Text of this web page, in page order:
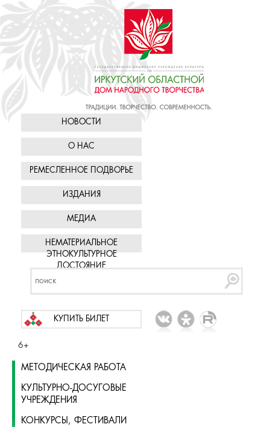
НОВОСТИ
О НАС
РЕМЕСЛЕННОЕ ПОДВОРЬЕ
ИЗДАНИЯ
МЕДИА
НЕМАТЕРИАЛЬНОЕ
ЭТНОКУЛЬТУРНОЕ
ДОСТОЯНИЕ
КУПИТЬ БИЛЕТ
6+
МЕТОДИЧЕСКАЯ РАБОТА
КУЛЬТУРНО-ДОСУГОВЫЕ
УЧРЕЖДЕНИЯ
КОНКУРСЫ, ФЕСТИВАЛИ